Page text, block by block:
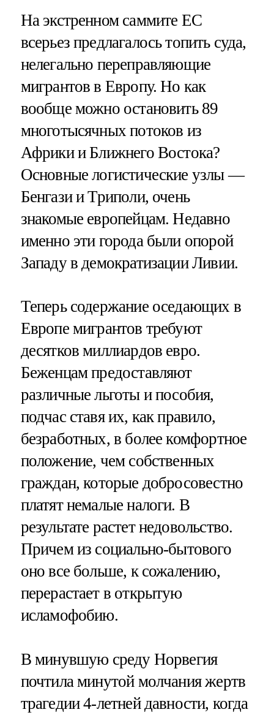
На экстренном саммите ЕС
всерьез предлагалось топить суда,
нелегально переправляющие
мигрантов в Европу. Но как
вообще можно остановить 89
многотысячных потоков из
Африки и Ближнего Востока?
Основные логистические узлы —
Бенгази и Триполи, очень
знакомые европейцам. Недавно
именно эти города были опорой
Западу в демократизации Ливии.
Теперь содержание оседающих в
Европе мигрантов требуют
десятков миллиардов евро.
Беженцам предоставляют
различные льготы и пособия,
подчас ставя их, как правило,
безработных, в более комфортное
положение, чем собственных
граждан, которые добросовестно
платят немалые налоги. В
результате растет недовольство.
Причем из социально-бытового
оно все больше, к сожалению,
перерастает в открытую
исламофобию.
В минувшую среду Норвегия
почтила минутой молчания жертв
трагедии 4-летней давности, когда